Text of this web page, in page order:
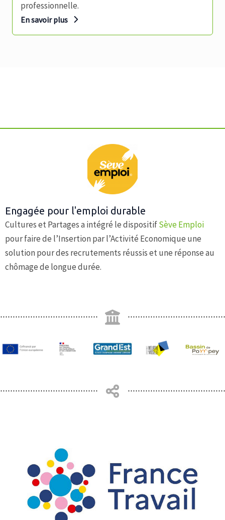
professionnelle.
En savoir plus
Engagée pour l'emploi durable
Cultures et Partages a intégré le dispositifSève Emploi
pour faire de l’Insertion par l’Activité Economique une
solution pour des recrutements réussis et une réponse au
chômage de longue durée.